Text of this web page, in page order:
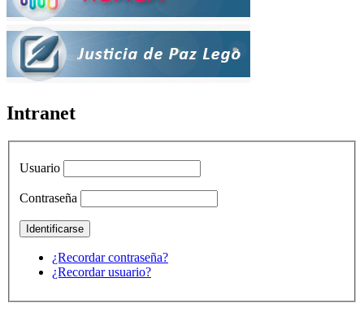
Intranet
Usuario
Contraseña
¿Recordar contraseña?
¿Recordar usuario?